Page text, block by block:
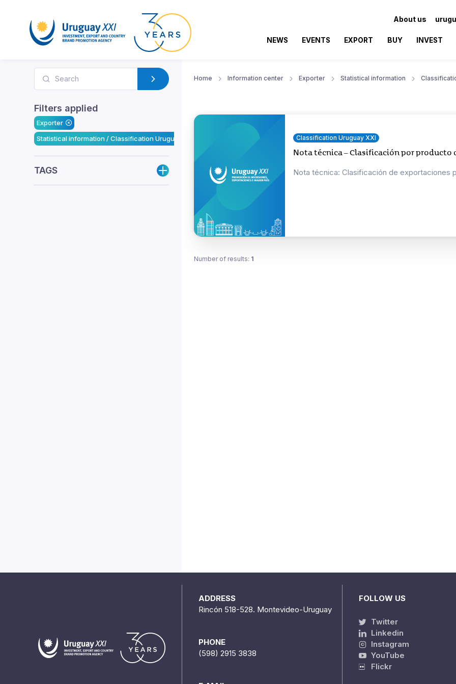
About us
NEWS EVENTS EXPORT BUY INVEST
Filters applied
Exporter
Statistical information / Classification Uruguay XXI
TAGS
Home Information center Exporter Statistical information
Classification Uruguay XXI
Nota técnica – Clasificación por producto
Nota técnica: Clasificación de exportaciones
Number of results: 1
ADDRESS
Rincón 518-528. Montevideo-Uruguay
PHONE
(598) 2915 3838
FOLLOW US
Twitter
Linkedin
Instagram
YouTube
Flickr